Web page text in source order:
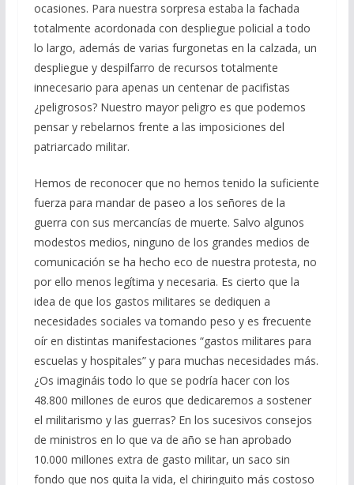
ocasiones. Para nuestra sorpresa estaba la fachada
totalmente acordonada con despliegue policial a todo
lo largo, además de varias furgonetas en la calzada, un
despliegue y despilfarro de recursos totalmente
innecesario para apenas un centenar de pacifistas
¿peligrosos? Nuestro mayor peligro es que podemos
pensar y rebelarnos frente a las imposiciones del
patriarcado militar.
Hemos de reconocer que no hemos tenido la suficiente
fuerza para mandar de paseo a los señores de la
guerra con sus mercancías de muerte. Salvo algunos
modestos medios, ninguno de los grandes medios de
comunicación se ha hecho eco de nuestra protesta, no
por ello menos legítima y necesaria. Es cierto que la
idea de que los gastos militares se dediquen a
necesidades sociales va tomando peso y es frecuente
oír en distintas manifestaciones “gastos militares para
escuelas y hospitales” y para muchas necesidades más.
¿Os imagináis todo lo que se podría hacer con los
48.800 millones de euros que dedicaremos a sostener
el militarismo y las guerras? En los sucesivos consejos
de ministros en lo que va de año se han aprobado
10.000 millones extra de gasto militar, un saco sin
fondo que nos quita la vida, el chiringuito más costoso